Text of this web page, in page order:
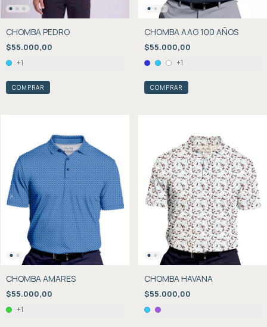
CHOMBA PEDRO
$55.000,00
+1
COMPRAR
CHOMBA AAG 100 AÑOS
$55.000,00
+1
COMPRAR
CHOMBA AMARES
$55.000,00
+1
CHOMBA HAVANA
$55.000,00